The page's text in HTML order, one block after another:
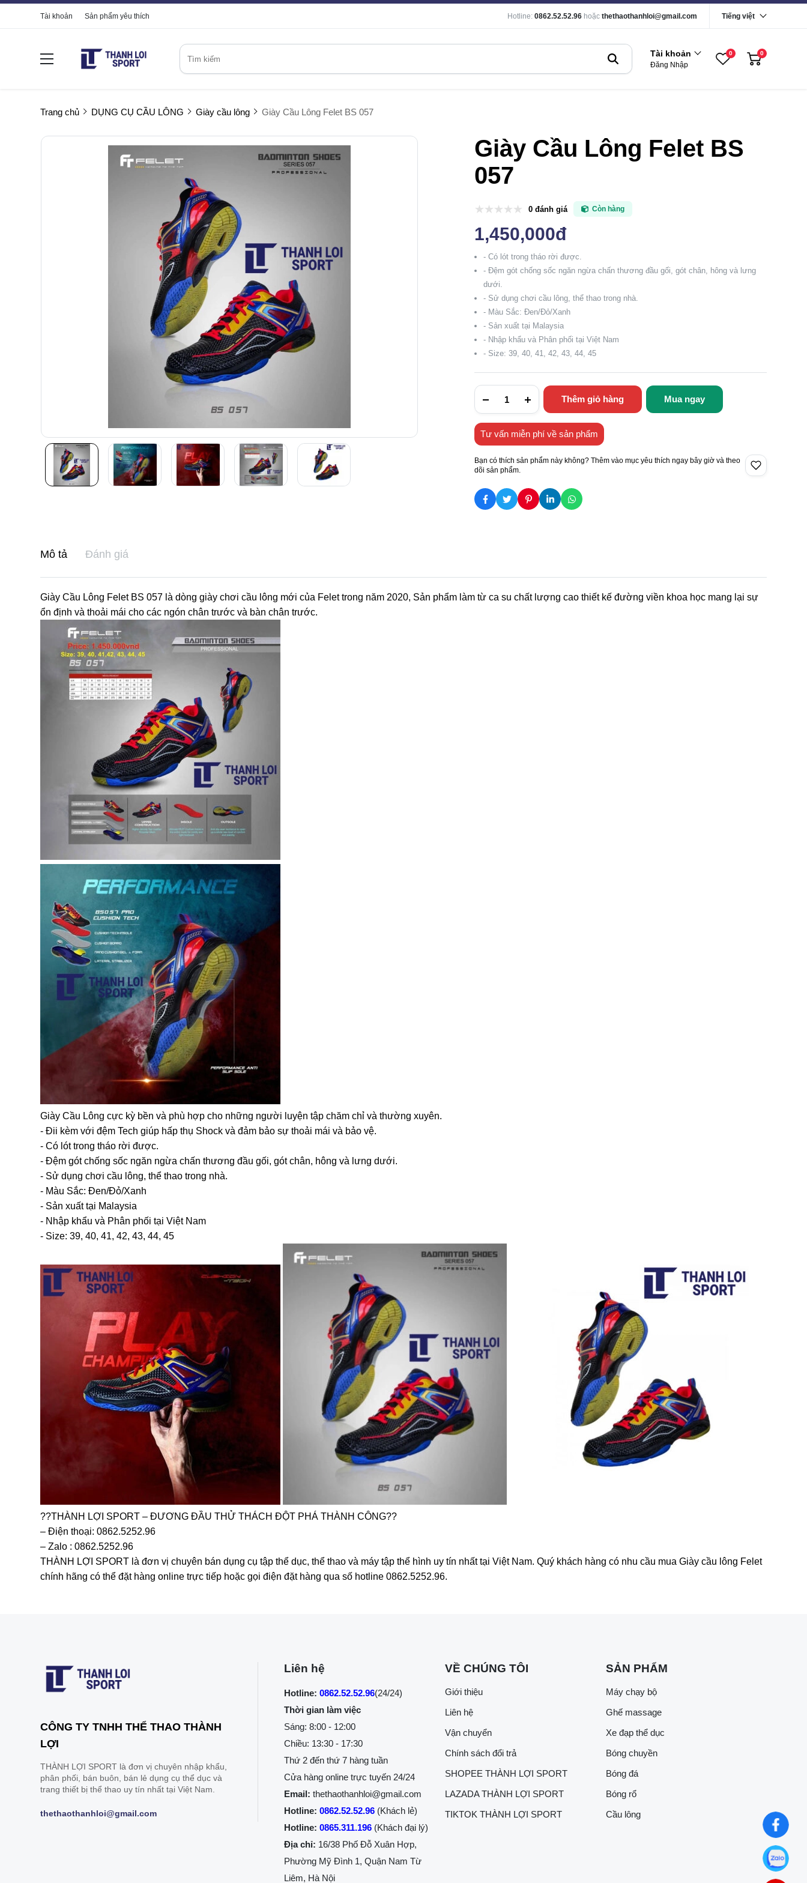
Tài khoản Sản phẩm yêu thích Hotline: 0862.52.52.96 hoặc thethaothanhloi@gmail.com Tiếng việt
Tài khoản
Đăng Nhập
0 0
Trang chủ DỤNG CỤ CẦU LÔNG Giày cầu lông Giày Cầu Lông Felet BS 057
Giày Cầu Lông Felet BS
057
0 đánh giá Còn hàng
1,450,000đ
- Có lót trong tháo rời được.
- Đệm gót chống sốc ngăn ngừa chấn thương đầu gối, gót chân, hông và lưng
dưới.
- Sử dụng chơi cầu lông, thể thao trong nhà.
- Màu Sắc: Đen/Đỏ/Xanh
- Sản xuất tại Malaysia
- Nhập khẩu và Phân phối tại Việt Nam
- Size: 39, 40, 41, 42, 43, 44, 45
Thêm giỏ hàng Mua ngay
Tư vấn miễn phí về sản phẩm
Bạn có thích sản phẩm này không? Thêm vào mục yêu thích ngay bây giờ và theo
dõi sản phẩm.
Mô tả Đánh giá
Giày Cầu Lông Felet BS 057 là dòng giày chơi cầu lông mới của Felet trong năm 2020, Sản phẩm làm từ ca su chất lượng cao thiết kế đường viền khoa học mang lại sự
ổn định và thoải mái cho các ngón chân trước và bàn chân trước.
Giày Cầu Lông cực kỳ bền và phù hợp cho những người luyện tập chăm chỉ và thường xuyên.
- Đii kèm với đệm Tech giúp hấp thụ Shock và đảm bảo sự thoải mái và bảo vệ.
- Có lót trong tháo rời được.
- Đệm gót chống sốc ngăn ngừa chấn thương đầu gối, gót chân, hông và lưng dưới.
- Sử dụng chơi cầu lông, thể thao trong nhà.
- Màu Sắc: Đen/Đỏ/Xanh
- Sản xuất tại Malaysia
- Nhập khẩu và Phân phối tại Việt Nam
- Size: 39, 40, 41, 42, 43, 44, 45
??THÀNH LỢI SPORT – ĐƯƠNG ĐẦU THỬ THÁCH ĐỘT PHÁ THÀNH CÔNG??
– Điện thoại: 0862.5252.96
– Zalo : 0862.5252.96
THÀNH LỢI SPORT là đơn vị chuyên bán dụng cụ tập thể dục, thể thao và máy tập thể hình uy tín nhất tại Việt Nam. Quý khách hàng có nhu cầu mua Giày cầu lông Felet
chính hãng có thể đặt hàng online trực tiếp hoặc gọi điện đặt hàng qua số hotline 0862.5252.96.
CÔNG TY TNHH THỂ THAO THÀNH
LỢI
THÀNH LỢI SPORT là đơn vị chuyên nhập khẩu,
phân phối, bán buôn, bán lẻ dụng cụ thể dục và
trang thiết bị thể thao uy tín nhất tại Việt Nam.
thethaothanhloi@gmail.com
Liên hệ
Hotline: 0862.52.52.96(24/24)
Thời gian làm việc
Sáng: 8:00 - 12:00
Chiều: 13:30 - 17:30
Thứ 2 đến thứ 7 hàng tuần
Cửa hàng online trực tuyến 24/24
Email: thethaothanhloi@gmail.com
Hotline: 0862.52.52.96 (Khách lẻ)
Hotline: 0865.311.196 (Khách đại lý)
Địa chỉ: 16/38 Phố Đỗ Xuân Hợp,
Phường Mỹ Đình 1, Quận Nam Từ
Liêm, Hà Nội
VỀ CHÚNG TÔI
Giới thiệu
Liên hệ
Vận chuyển
Chính sách đổi trả
SHOPEE THÀNH LỢI SPORT
LAZADA THÀNH LỢI SPORT
TIKTOK THÀNH LỢI SPORT
SẢN PHẨM
Máy chạy bộ
Ghế massage
Xe đạp thể dục
Bóng chuyền
Bóng đá
Bóng rổ
Cầu lông